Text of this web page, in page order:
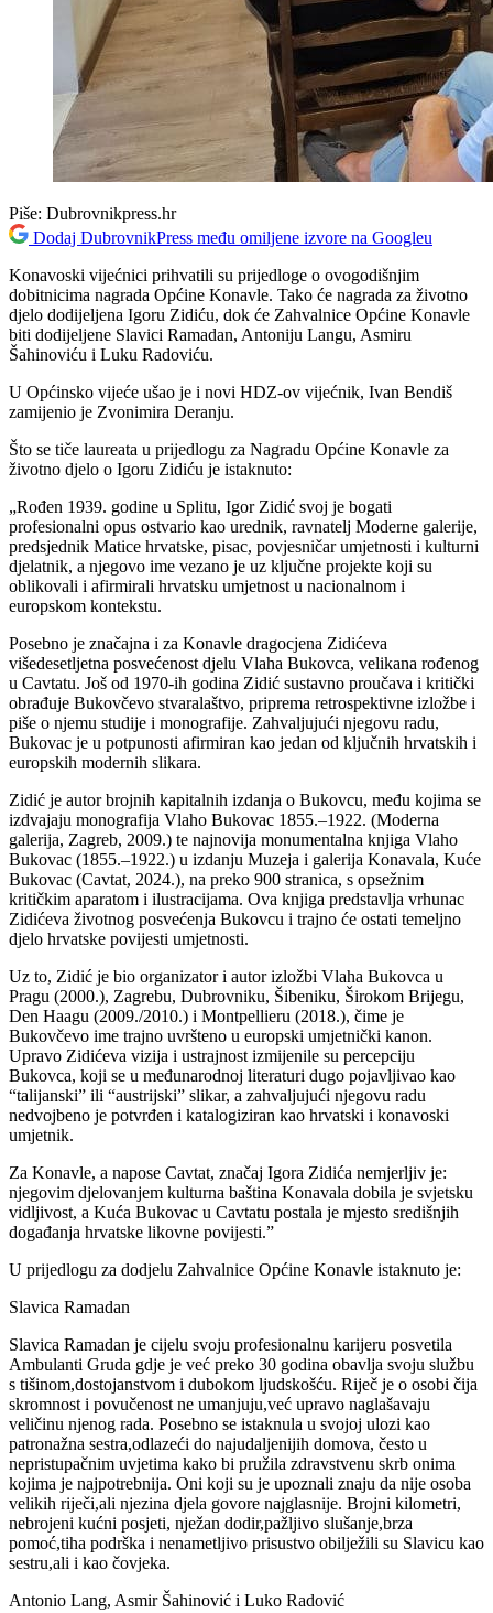
Piše: Dubrovnikpress.hr
Dodaj DubrovnikPress među omiljene izvore na Googleu
Konavoski vijećnici prihvatili su prijedloge o ovogodišnjim
dobitnicima nagrada Općine Konavle. Tako će nagrada za životno
djelo dodijeljena Igoru Zidiću, dok će Zahvalnice Općine Konavle
biti dodijeljene Slavici Ramadan, Antoniju Langu, Asmiru
Šahinoviću i Luku Radoviću.
U Općinsko vijeće ušao je i novi HDZ-ov vijećnik, Ivan Bendiš
zamijenio je Zvonimira Deranju.
Što se tiče laureata u prijedlogu za Nagradu Općine Konavle za
životno djelo o Igoru Zidiću je istaknuto:
„Rođen 1939. godine u Splitu, Igor Zidić svoj je bogati
profesionalni opus ostvario kao urednik, ravnatelj Moderne galerije,
predsjednik Matice hrvatske, pisac, povjesničar umjetnosti i kulturni
djelatnik, a njegovo ime vezano je uz ključne projekte koji su
oblikovali i afirmirali hrvatsku umjetnost u nacionalnom i
europskom kontekstu.
Posebno je značajna i za Konavle dragocjena Zidićeva
višedesetljetna posvećenost djelu Vlaha Bukovca, velikana rođenog
u Cavtatu. Još od 1970-ih godina Zidić sustavno proučava i kritički
obrađuje Bukovčevo stvaralaštvo, priprema retrospektivne izložbe i
piše o njemu studije i monografije. Zahvaljujući njegovu radu,
Bukovac je u potpunosti afirmiran kao jedan od ključnih hrvatskih i
europskih modernih slikara.
Zidić je autor brojnih kapitalnih izdanja o Bukovcu, među kojima se
izdvajaju monografija Vlaho Bukovac 1855.–1922. (Moderna
galerija, Zagreb, 2009.) te najnovija monumentalna knjiga Vlaho
Bukovac (1855.–1922.) u izdanju Muzeja i galerija Konavala, Kuće
Bukovac (Cavtat, 2024.), na preko 900 stranica, s opsežnim
kritičkim aparatom i ilustracijama. Ova knjiga predstavlja vrhunac
Zidićeva životnog posvećenja Bukovcu i trajno će ostati temeljno
djelo hrvatske povijesti umjetnosti.
Uz to, Zidić je bio organizator i autor izložbi Vlaha Bukovca u
Pragu (2000.), Zagrebu, Dubrovniku, Šibeniku, Širokom Brijegu,
Den Haagu (2009./2010.) i Montpellieru (2018.), čime je
Bukovčevo ime trajno uvršteno u europski umjetnički kanon.
Upravo Zidićeva vizija i ustrajnost izmijenile su percepciju
Bukovca, koji se u međunarodnoj literaturi dugo pojavljivao kao
“talijanski” ili “austrijski” slikar, a zahvaljujući njegovu radu
nedvojbeno je potvrđen i katalogiziran kao hrvatski i konavoski
umjetnik.
Za Konavle, a napose Cavtat, značaj Igora Zidića nemjerljiv je:
njegovim djelovanjem kulturna baština Konavala dobila je svjetsku
vidljivost, a Kuća Bukovac u Cavtatu postala je mjesto središnjih
događanja hrvatske likovne povijesti.”
U prijedlogu za dodjelu Zahvalnice Općine Konavle istaknuto je:
Slavica Ramadan
Slavica Ramadan je cijelu svoju profesionalnu karijeru posvetila
Ambulanti Gruda gdje je već preko 30 godina obavlja svoju službu
s tišinom,dostojanstvom i dubokom ljudskošću. Riječ je o osobi čija
skromnost i povučenost ne umanjuju,već upravo naglašavaju
veličinu njenog rada. Posebno se istaknula u svojoj ulozi kao
patronažna sestra,odlazeći do najudaljenijih domova, često u
nepristupačnim uvjetima kako bi pružila zdravstvenu skrb onima
kojima je najpotrebnija. Oni koji su je upoznali znaju da nije osoba
velikih riječi,ali njezina djela govore najglasnije. Brojni kilometri,
nebrojeni kućni posjeti, nježan dodir,pažljivo slušanje,brza
pomoć,tiha podrška i nenametljivo prisustvo obilježili su Slavicu kao
sestru,ali i kao čovjeka.
Antonio Lang, Asmir Šahinović i Luko Radović